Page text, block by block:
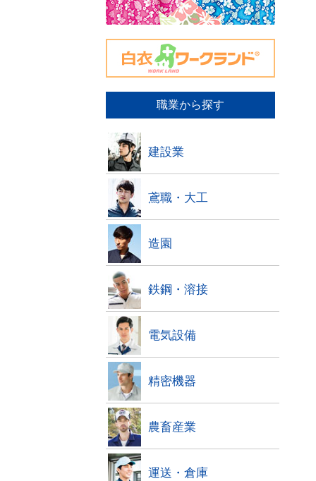
職業から探す
建設業
鳶職・大工
造園
鉄鋼・溶接
電気設備
精密機器
農畜産業
運送・倉庫